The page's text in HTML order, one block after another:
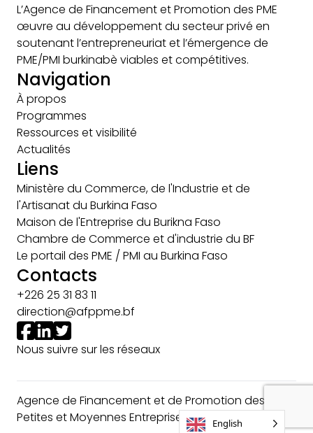
L’Agence de Financement et Promotion des PME
œuvre au développement du secteur privé en
soutenant l’entrepreneuriat et l’émergence de
PME/PMI burkinabè viables et compétitives.
Navigation
À propos
Programmes
Ressources et visibilité
Actualités
Liens
Ministère du Commerce, de l'Industrie et de
l'Artisanat du Burkina Faso
Maison de l'Entreprise du Burikna Faso
Chambre de Commerce et d'industrie du BF
Le portail des PME / PMI au Burkina Faso
Contacts
+226 25 31 83 11
direction@afppme.bf
Nous suivre sur les réseaux
Agence de Financement et de Promotion des
Petites et Moyennes Entreprises © 2024English